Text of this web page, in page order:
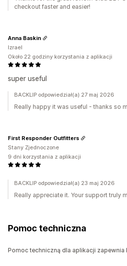
checkout faster and easier!
super useful
Anna Baskin
Izrael
Około 22 godziny korzystania z aplikacji
BACKLIP odpowiedział(a) 27 maj 2026
Really happy it was useful - thanks so
First Responder Outfitters
Stany Zjednoczone
9 dni korzystania z aplikacji
BACKLIP odpowiedział(a) 23 maj 2026
Really appreciate it. Your support truly
Pomoc techniczna
Pomoc techniczną dla aplikacji zapewnia